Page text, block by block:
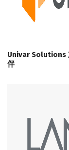
Univar Solutions
伴